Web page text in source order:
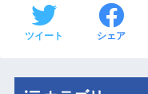
ツイート シェア